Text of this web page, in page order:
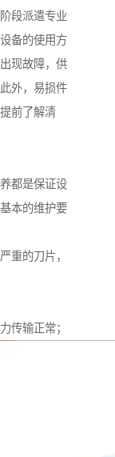
段派遣专业
备的使用方
现故障，供
外，易损件
前了解清
都是保证设
本的维护要
重的刀片，
传输正常；